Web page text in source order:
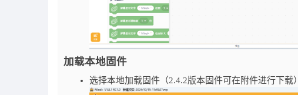
加载本地固件
选择本地加载固件（2.4.2版本固件可在附件进行下载）